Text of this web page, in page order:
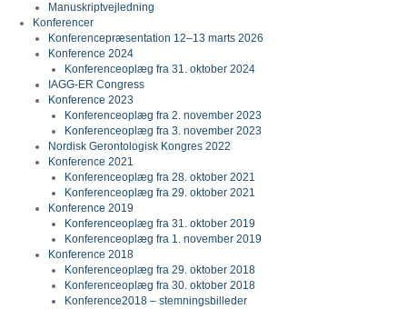
Manuskriptvejledning
Konferencer
Konferencepræsentation 12–13 marts 2026
Konference 2024
Konferenceoplæg fra 31. oktober 2024
IAGG-ER Congress
Konference 2023
Konferenceoplæg fra 2. november 2023
Konferenceoplæg fra 3. november 2023
Nordisk Gerontologisk Kongres 2022
Konference 2021
Konferenceoplæg fra 28. oktober 2021
Konferenceoplæg fra 29. oktober 2021
Konference 2019
Konferenceoplæg fra 31. oktober 2019
Konferenceoplæg fra 1. november 2019
Konference 2018
Konferenceoplæg fra 29. oktober 2018
Konferenceoplæg fra 30. oktober 2018
Konference2018 – stemningsbilleder